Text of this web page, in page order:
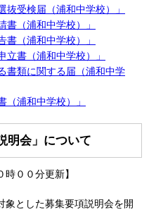
受検届（浦和中学校）」
書（浦和中学校）」
書（浦和中学校）」
立書（浦和中学校）」
書類に関する届（浦和中学
（浦和中学校）」
明会」について
時００分更新】
象とした募集要項説明会を開